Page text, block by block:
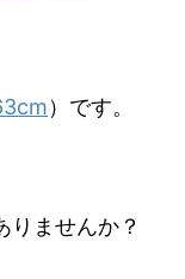
）です。
りませんか？